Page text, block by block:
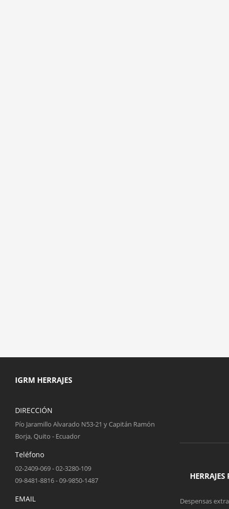
IGRM HERRAJES
DIRECCIÓN
Pío Jaramillo Alvarado N53-21 y Capitán Ramón
Borja, Quito - Ecuador
Teléfono
02-2409-069 - 02-3280-109
09-8481-8816 - 09-9850-1487
EMAIL Despensas